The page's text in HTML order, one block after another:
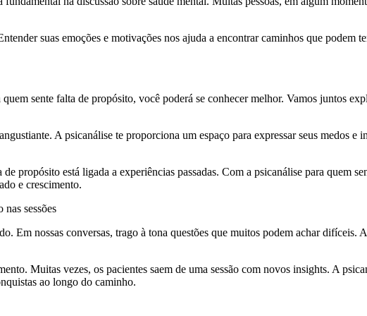
suas emoções e motivações nos ajuda a encontrar caminhos que podem
sente falta de propósito, você poderá se conhecer melhor. Vamos juntos
A psicanálise te proporciona um espaço para expressar seus medos e
propósito está ligada a experiências passadas. Com a psicanálise para quem
e crescimento.
sessões
Em nossas conversas, trago à tona questões que muitos podem achar
Muitas vezes, os pacientes saem de uma sessão com novos insights. A
ao longo do caminho.